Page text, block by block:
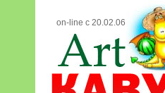
on-line с 20.02.06